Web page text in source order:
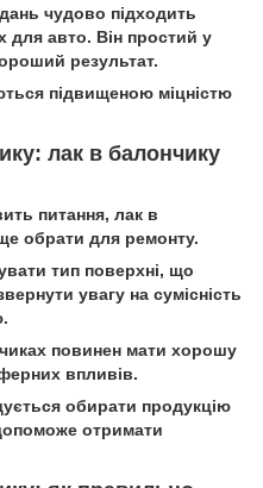
чудово підходить
для авто. Він простий у
результат.
підвищеною міцністю
лак в балончику
питання, лак в
обрати для ремонту.
тип поверхні, що
увагу на сумісність
повинен мати хорошу
впливів.
обирати продукцію
отримати